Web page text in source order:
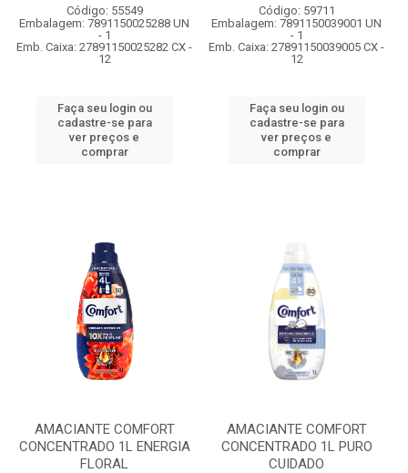
Código: 55549
Embalagem: 7891150025288 UN
- 1
Emb. Caixa: 27891150025282 CX -
12
Faça seu login ou
cadastre-se para
ver preços e
comprar
Código: 59711
Embalagem: 7891150039001 UN
- 1
Emb. Caixa: 27891150039005 CX -
12
Faça seu login ou
cadastre-se para
ver preços e
comprar
AMACIANTE COMFORT
CONCENTRADO 1L ENERGIA
FLORAL
AMACIANTE COMFORT
CONCENTRADO 1L PURO
CUIDADO